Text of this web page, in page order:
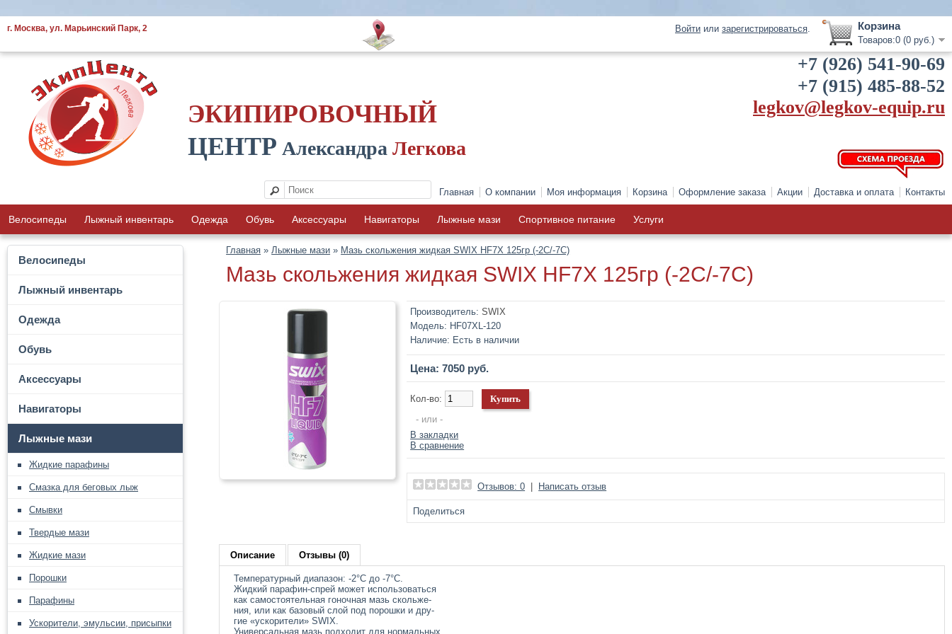
г. Москва, ул. Марьинский Парк, 2 Войти или зарегистрироваться. Корзина
Товаров:0 (0 руб.)
ЭКИПИРОВОЧНЫЙ
ЦЕНТР Александра Легкова
+7 (926) 541-90-69
+7 (915) 485-88-52
legkov@legkov-equip.ru
Главная О компании Моя информация Корзина Оформление заказа Акции Доставка и оплата Контакты
Велосипеды Лыжный инвентарь Одежда Обувь Аксессуары Навигаторы Лыжные мази Спортивное питание Услуги
Велосипеды
Лыжный инвентарь
Одежда
Обувь
Аксессуары
Навигаторы
Лыжные мази
Жидкие парафины
Смазка для беговых лыж
Смывки
Твердые мази
Жидкие мази
Порошки
Парафины
Ускорители, эмульсии, присыпки
Главная »Лыжные мази » Мазь скольжения жидкая SWIX HF7X 125гр (-2C/-7C)
Мазь скольжения жидкая SWIX HF7X 125гр (-2C/-7C)
Производитель: SWIX
Модель: HF07XL-120
Наличие: Есть в наличии
Цена: 7050 руб.
Кол-во:
- или -
В закладки
В сравнение
Отзывов: 0 Написать отзыв
Поделиться
Описание Отзывы (0)
Температурный диапазон: -2°C до -7°C.
Жидкий парафин-спрей может использоваться
как самостоятельная гоночная мазь скольже-
ния, или как базовый слой под порошки и дру-
гие «ускорители» SWIX.
Универсальная мазь подходит для нормальных